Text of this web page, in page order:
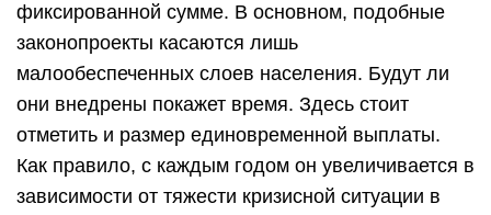
фиксированной сумме. В основном, подобные
законопроекты касаются лишь
малообеспеченных слоев населения. Будут ли
они внедрены покажет время. Здесь стоит
отметить и размер единовременной выплаты.
Как правило, с каждым годом он увеличивается в
зависимости от тяжести кризисной ситуации в